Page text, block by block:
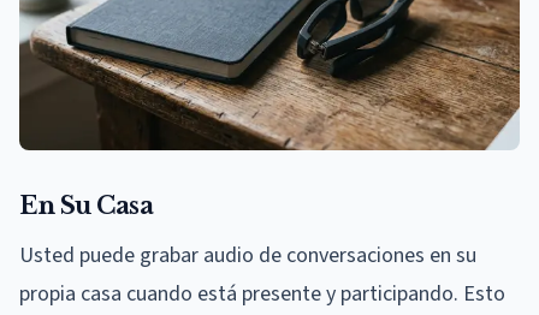
En Su Casa
Usted puede grabar audio de conversaciones en su
propia casa cuando está presente y participando. Esto